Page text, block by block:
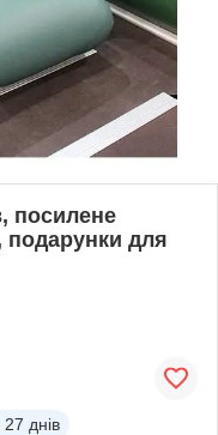
посилене
подарунки для
27 днів